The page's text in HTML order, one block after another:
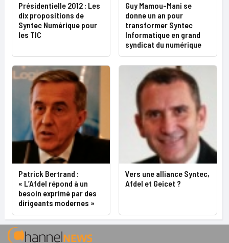
Présidentielle 2012 : Les
dix propositions de
Syntec Numérique pour
les TIC
Guy Mamou-Mani se
donne un an pour
transformer Syntec
Informatique en grand
syndicat du numérique
Patrick Bertrand :
« L’Afdel répond à un
besoin exprimé par des
dirigeants modernes »
Vers une alliance Syntec,
Afdel et Geicet ?